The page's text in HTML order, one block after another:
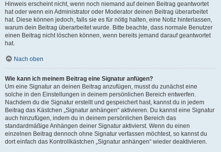
Hinweis erscheint nicht, wenn noch niemand auf deinen Beitrag geantwortet
hat oder wenn ein Administrator oder Moderator deinen Beitrag überarbeitet
hat. Diese können jedoch, falls sie es für nötig halten, eine Notiz hinterlassen,
warum dein Beitrag überarbeitet wurde. Bitte beachte, dass normale Benutzer
einen Beitrag nicht löschen können, wenn bereits jemand darauf geantwortet
hat.
Nach oben
Wie kann ich meinem Beitrag eine Signatur anfügen?
Um eine Signatur an deinen Beitrag anzufügen, musst du zunächst eine
solche in den Einstellungen in deinem persönlichen Bereich entwerfen.
Nachdem du die Signatur erstellt und gespeichert hast, kannst du in jedem
Beitrag das Kästchen „Signatur anhängen“ aktivieren. Du kannst eine Signatur
auch hinzufügen, indem du in deinem persönlichen Bereich das
standardmäßige Anhängen deiner Signatur aktivierst. Wenn du einen
einzelnen Beitrag dennoch ohne Signatur verfassen möchtest, so kannst du
dort einfach das Kontrollkästchen „Signatur anhängen“ wieder deaktivieren.